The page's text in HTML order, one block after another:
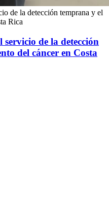
de la detección temprana y el
Rica
de la detección
del cáncer en Costa